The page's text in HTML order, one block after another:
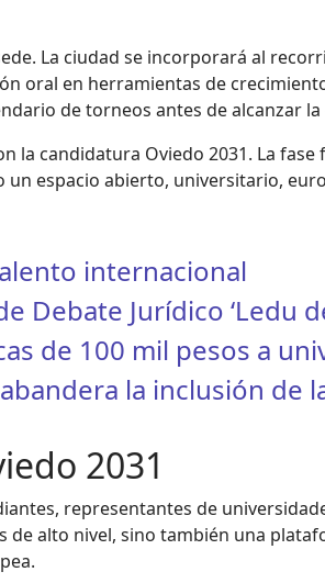
La ciudad se incorporará al
oral en herramientas de
de torneos antes de alcanzar
la candidatura Oviedo 2031. La
espacio abierto, universitario,
internacional
Debate Jurídico ‘Ledu
de 100 mil pesos a
la inclusión de
2031
representantes de
de alto nivel, sino también una